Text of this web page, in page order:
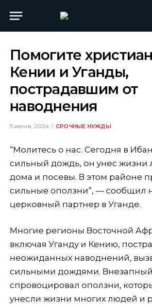
Помогите
Кении и Уганды,
пострадавшим от
наводнения
5 июня, 2024 СРОЧНЫЕ НУЖДЫ
“Молитесь о нас. Сегодня в
сильный дождь, он унес жизни
дома и посевы. В этом районе
сильные оползни”, — сообщил
церковный партнер в Уганде.
Многие регионы Восточной
включая Уганду и Кению,
неожиданных наводнений,
сильными дождями.
спровоцировал оползни,
унесли жизни многих людей и